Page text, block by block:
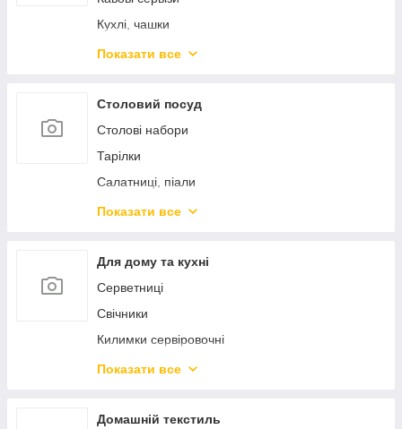
Підноси
Кондитерські інструменти
Барні аксесуари
Кухлі, чашки
Кухлі-заварники
Френч-преси
Показати все
Столовий посуд
Столові набори
Тарілки
Салатниці, піали
Блюда сервіровочні
Предмети сервіровки
Морозивниці, креманки
Маслянки, сирниці, лимонниці
Цукорниці
Спецівники
Ексклюзивний порцеляновий посуд
Показати все
Для дому та кухні
Серветниці
Свічники
Килимки сервіровочні
Підставки під гаряче
Статуетки і фігурки
Показати все
Домашній текстиль